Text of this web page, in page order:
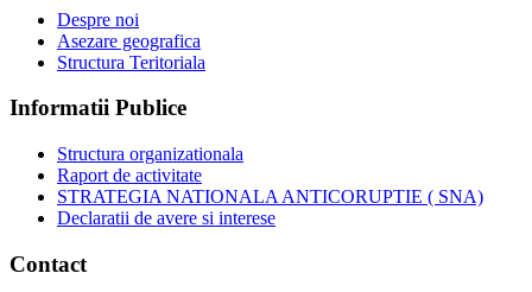
Despre noi
Asezare geografica
Structura Teritoriala
Informatii Publice
Structura organizationala
Raport de activitate
STRATEGIA NATIONALA ANTICORUPTIE ( SNA)
Declaratii de avere si interese
Contact